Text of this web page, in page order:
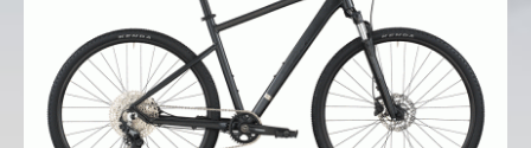
Offroad
Toure
Vëloen